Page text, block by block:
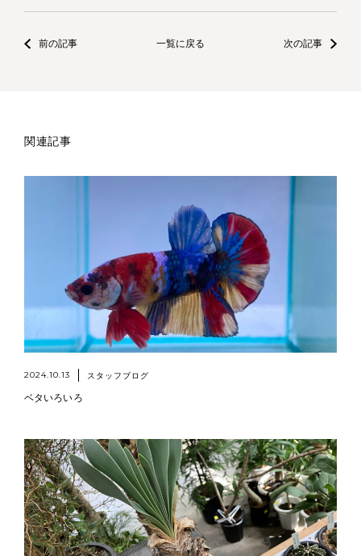
前の記事 一覧に戻る 次の記事
関連記事
2024.10.13 スタッフブログ
ベタいろいろ